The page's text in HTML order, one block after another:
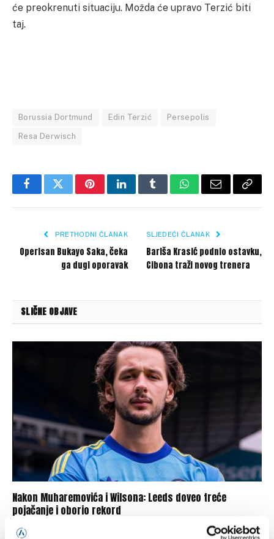
će preokrenuti situaciju. Možda će upravo Terzić biti
taj.
Borussia Dortmund Edin Terzić Persepolis
Resa Derwisch
FacebookTwitterPinterestLinkedInTumblrWhatsApp
Email Copy
PRETHODNI ČLANAK
Operisan Bukayo Saka, čeka
ga dugi oporavak
SLJEDEĆI ČLANAK
Bariša Krasić podnio ostavku,
Cibona traži novog trenera
SLIČNE OBJAVE
Nakon Muharemovića i Wilsona: Leeds doveo treće
pojačanje i oborio rekord
07/08/2026